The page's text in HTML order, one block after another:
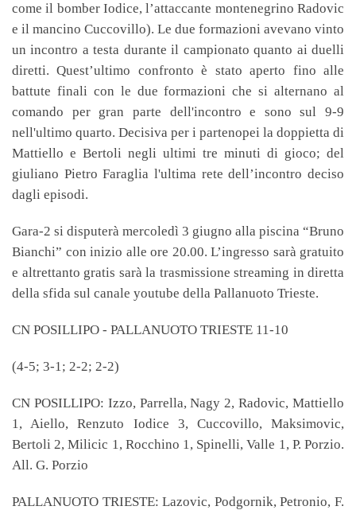
come il bomber Iodice, l’attaccante montenegrino Radovic
e il mancino Cuccovillo). Le due formazioni avevano vinto
un incontro a testa durante il campionato quanto ai duelli
diretti. Quest’ultimo confronto è stato aperto fino alle
battute finali con le due formazioni che si alternano al
comando per gran parte dell'incontro e sono sul 9-9
nell'ultimo quarto. Decisiva per i partenopei la doppietta di
Mattiello e Bertoli negli ultimi tre minuti di gioco; del
giuliano Pietro Faraglia l'ultima rete dell’incontro deciso
dagli episodi.
Gara-2 si disputerà mercoledì 3 giugno alla piscina “Bruno
Bianchi” con inizio alle ore 20.00. L’ingresso sarà gratuito
e altrettanto gratis sarà la trasmissione streaming in diretta
della sfida sul canale youtube della Pallanuoto Trieste.
CN POSILLIPO - PALLANUOTO TRIESTE 11-10
(4-5; 3-1; 2-2; 2-2)
CN POSILLIPO: Izzo, Parrella, Nagy 2, Radovic, Mattiello
1, Aiello, Renzuto Iodice 3, Cuccovillo, Maksimovic,
Bertoli 2, Milicic 1, Rocchino 1, Spinelli, Valle 1, P. Porzio.
All. G. Porzio
PALLANUOTO TRIESTE: Lazovic, Podgornik, Petronio, F.